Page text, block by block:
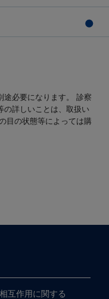
途必要になります。 診察
の詳しいことは、取扱い
目の状態等によっては購
互作用に​関する​